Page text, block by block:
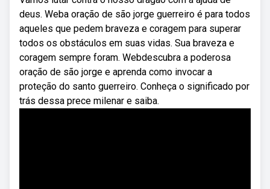
deus. Weba oração de são jorge guerreiro é para todos
aqueles que pedem braveza e coragem para superar
todos os obstáculos em suas vidas. Sua braveza e
coragem sempre foram. Webdescubra a poderosa
oração de são jorge e aprenda como invocar a
proteção do santo guerreiro. Conheça o significado por
trás dessa prece milenar e saiba.